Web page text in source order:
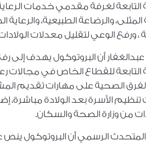
التابعة لغرفة مقدمي خدمات
المثلى، والرضاعة الطبيعية،
، ورفع الوعي لتقليل معدلات
أن البروتوكول يهدف
للقطاع الخاص في مجالات
الصحية على مهارات تقديم
الأسرة بعد الولادة مباشرة،
من وزارة الصحة والسكان.
الرسمي أن البروتوكول